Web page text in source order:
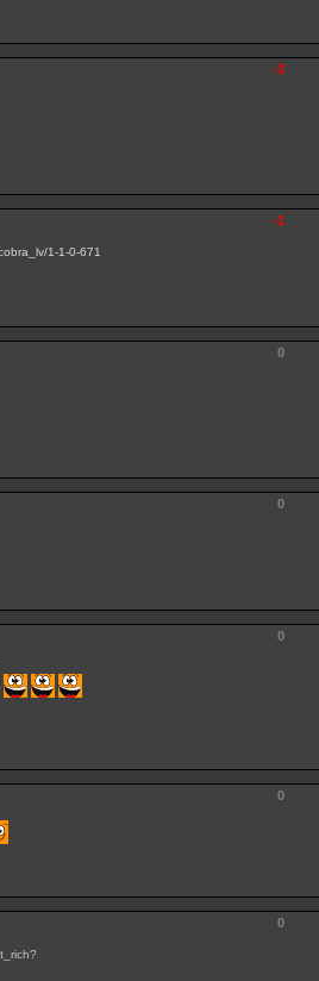
-3
-1
1-1-0-671
0
0
0
0
0